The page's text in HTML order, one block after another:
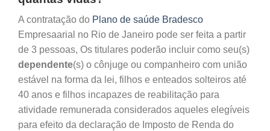
A contratação do Plano de saúde Bradesco
Empresaarial no Rio de Janeiro pode ser feita a partir
de 3 pessoas, Os titulares poderão incluir como seu(s)
dependente(s) o cônjuge ou companheiro com união
estável na forma da lei, filhos e enteados solteiros até
40 anos e filhos incapazes de reabilitação para
atividade remunerada considerados aqueles elegíveis
para efeito da declaração de Imposto de Renda do